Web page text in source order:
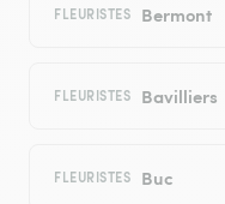
FLEURISTES Bermont
FLEURISTES Bavilliers
FLEURISTES Buc